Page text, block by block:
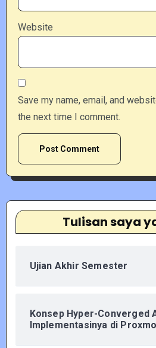
Website
Save my name, email, and
the next time I comment.
Tulisan saya
Ujian Akhir Semester
Konsep Hyper-Converged
Implementasinya di